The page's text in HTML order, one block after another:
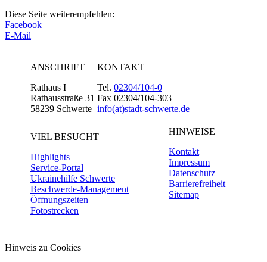
Diese Seite weiterempfehlen:
Facebook
E-Mail
ANSCHRIFT
Rathaus I
Rathausstraße 31
58239 Schwerte
KONTAKT
Tel. 02304/104-0
Fax 02304/104-303
info(at)stadt-schwerte.de
VIEL BESUCHT
Highlights
Service-Portal
Ukrainehilfe Schwerte
Beschwerde-Management
Öffnungszeiten
Fotostrecken
HINWEISE
Kontakt
Impressum
Datenschutz
Barrierefreiheit
Sitemap
Hinweis zu Cookies